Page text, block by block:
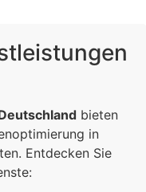
bieten
in
Entdecken Sie